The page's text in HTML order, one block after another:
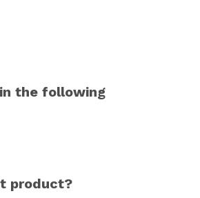
the following
product?